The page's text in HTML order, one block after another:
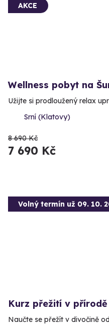
AKCE
Wellness pobyt na
Užijte si prodloužený relax
Srní (Klatovy)
8 690 Kč
7 690 Kč
Volný termín už 09. 10.
Kurz přežití v přírodě
Naučte se přežít v divočině